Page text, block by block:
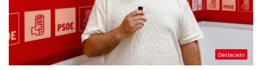
Destacado